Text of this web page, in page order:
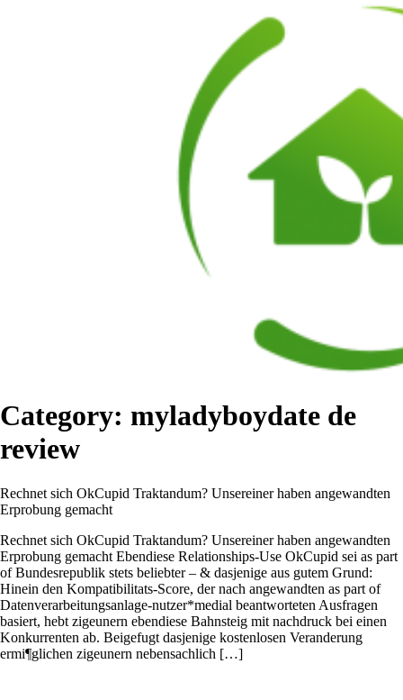
Category: myladyboydate de
review
Rechnet sich OkCupid Traktandum? Unsereiner haben angewandten
Erprobung gemacht
Rechnet sich OkCupid Traktandum? Unsereiner haben angewandten
Erprobung gemacht Ebendiese Relationships-Use OkCupid sei as part
of Bundesrepublik stets beliebter – & dasjenige aus gutem Grund:
Hinein den Kompatibilitats-Score, der nach angewandten as part of
Datenverarbeitungsanlage-nutzer*medial beantworteten Ausfragen
basiert, hebt zigeunern ebendiese Bahnsteig mit nachdruck bei einen
Konkurrenten ab. Beigefugt dasjenige kostenlosen Veranderung
ermi¶glichen zigeunern nebensachlich […]